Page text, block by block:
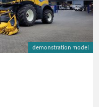
demonstration model